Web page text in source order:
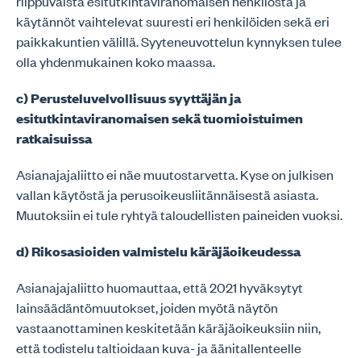
käytännöt vaihtelevat suuresti eri henkilöiden sekä eri
paikkakuntien välillä. Syyteneuvottelun kynnyksen tulee
olla yhdenmukainen koko maassa.
c) Perusteluvelvollisuus syyttäjän ja
esitutkintaviranomaisen sekä tuomioistuimen
ratkaisuissa
Asianajajaliitto ei näe muutostarvetta. Kyse on julkisen
vallan käytöstä ja perusoikeusliitännäisestä asiasta.
Muutoksiin ei tule ryhtyä taloudellisten paineiden vuoksi.
d) Rikosasioiden valmistelu käräjäoikeudessa
Asianajajaliitto huomauttaa, että 2021 hyväksytyt
lainsäädäntömuutokset, joiden myötä näytön
vastaanottaminen keskitetään käräjäoikeuksiin niin,
että todistelu taltioidaan kuva- ja äänitallenteelle